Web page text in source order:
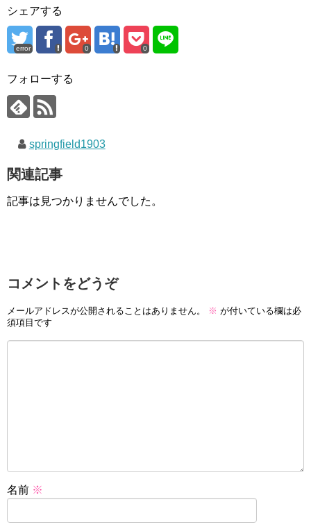
シェアする
error 0 0
フォローする
springfield1903
関連記事
記事は見つかりませんでした。
コメントをどうぞ
メールアドレスが公開されることはありません。 ※ が付いている欄は必
須項目です
名前 ※